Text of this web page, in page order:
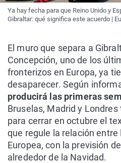
Ya hay fecha para que Reino Unido y
Gibraltar: qué significa este acuerdo |
El muro que separa a
Concepción, uno de los
fronterizos en Europa, ya
desaparecer. Según
producirá las primeras
Bruselas, Madrid y
para cerrar en octubre el
que regule la relación entre
Europea, con la previsión
alrededor de la Navidad.